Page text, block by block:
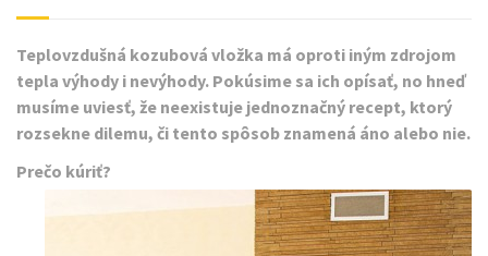
Teplovzdušná kozubová vložka má oproti iným zdrojom
tepla výhody i nevýhody. Pokúsime sa ich opísať, no hneď
musíme uviesť, že neexistuje jednoznačný recept, ktorý
rozsekne dilemu, či tento spôsob znamená áno alebo nie.
Prečo kúriť?